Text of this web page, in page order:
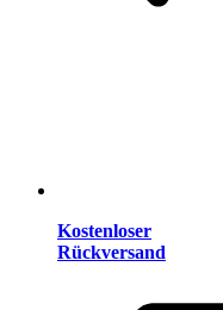
Kostenloser
Rückversand